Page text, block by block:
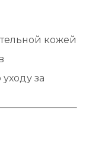
кожей
за